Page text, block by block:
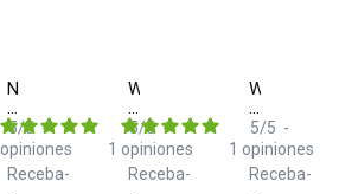
Neo
d+
TXM
Class
B
2.0
Receba-
5/5-
opiniones
Warm
Audio
WA
2A
Receba-
5/5-
1 opiniones
Warm
Audio
WA73
EQ
Receba-
5/5 -
1 opiniones